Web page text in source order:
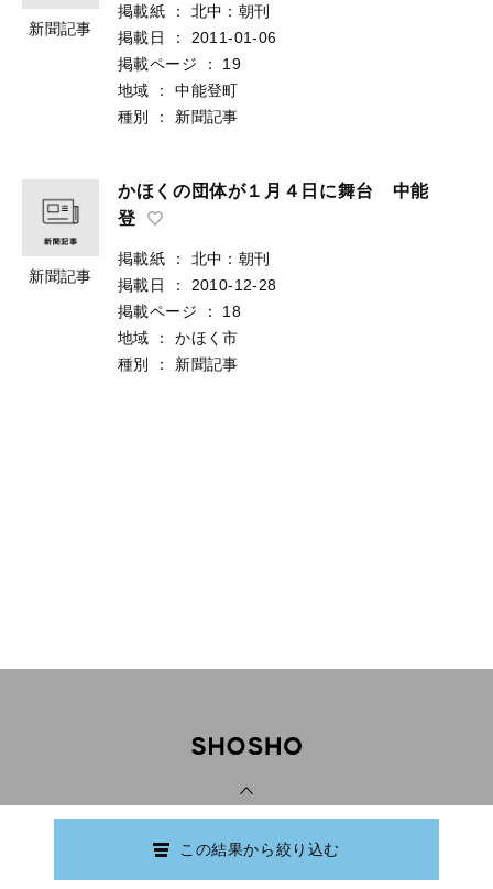
新聞記事
掲載紙 ：
北中：朝刊
掲載日
：
2011-01-06
掲載ページ
：
19
地域
：
中能登町
種別
： 新聞記事
新聞記事
かほくの団体が１月４日に舞台 中能
登
掲載紙 ：
北中：朝刊
掲載日
：
2010-12-28
掲載ページ
：
18
地域
：
かほく市
種別
： 新聞記事
この結果から絞り込む
Copyright © Ishikawa Prefectural Library.